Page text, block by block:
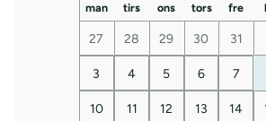
man tirs ons tors fre
27 28 29 30 31
3 4 5 6 7
10 11 12 13 14